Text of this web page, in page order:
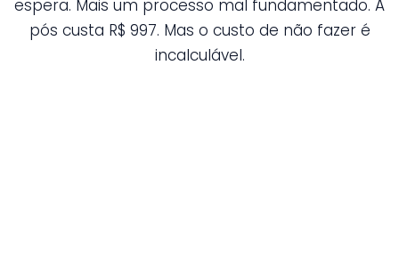
espera. Mais um processo mal fundamentado. A
pós custa R$ 997. Mas o custo de não fazer é
incalculável.